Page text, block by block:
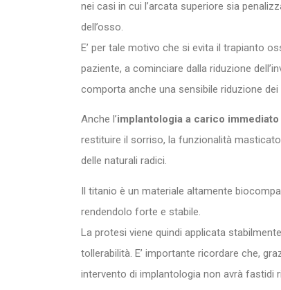
nei casi in cui l’arcata superiore sia
dell’osso.
E’ per tale motivo che si evita il trapianto
paziente, a cominciare dalla riduzione
comporta anche una sensibile riduzione
Anche l’implantologia a carico immediato
restituire il sorriso, la funzionalità
delle naturali radici.
Il titanio è un materiale altamente
rendendolo forte e stabile.
La protesi viene quindi applicata
tollerabilità. E’ importante ricordare che,
intervento di implantologia non avrà fastidi